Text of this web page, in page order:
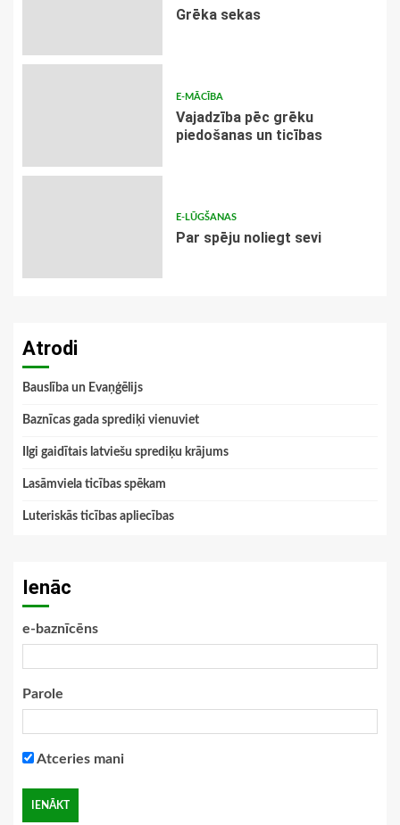
Grēka sekas
E-MĀCĪBA
Vajadzība pēc grēku
piedošanas un ticības
E-LŪGŠANAS
Par spēju noliegt sevi
Atrodi
Bauslība un Evaņģēlijs
Baznīcas gada sprediķi vienuviet
Ilgi gaidītais latviešu sprediķu krājums
Lasāmviela ticības spēkam
Luteriskās ticības apliecības
Ienāc
e-baznīcēns
Parole
Atceries mani